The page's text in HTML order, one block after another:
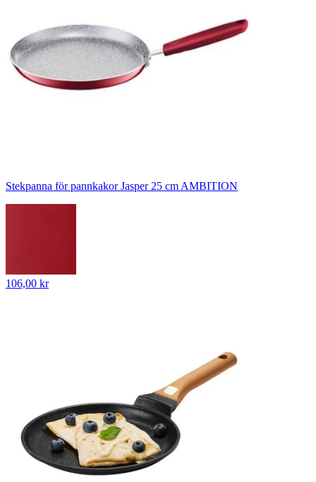
Stekpanna för pannkakor Jasper 25 cm AMBITION
106,00 kr